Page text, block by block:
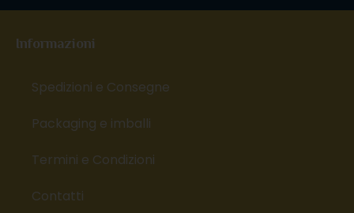
Informazioni
Spedizioni e Consegne
Packaging e imballi
Termini e Condizioni
Contatti